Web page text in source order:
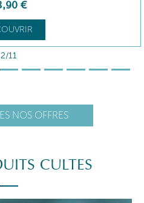
,90 €
2/11
NOS OFFRES
CULTES